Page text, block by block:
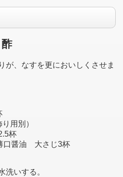
が、なすを更においしくさせま
用別）
杯
口醤油 大さじ3杯
洗いする。